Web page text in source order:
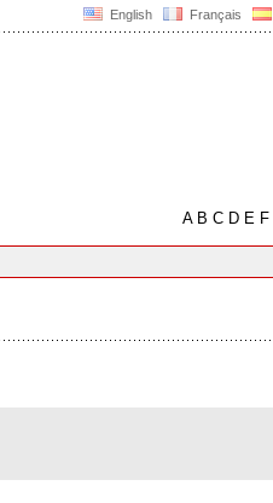
English Français
AB C D E F